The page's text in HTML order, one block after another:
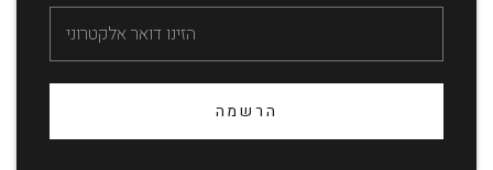
הרשמה
© חולית - תקליטים
Powered by Shopify